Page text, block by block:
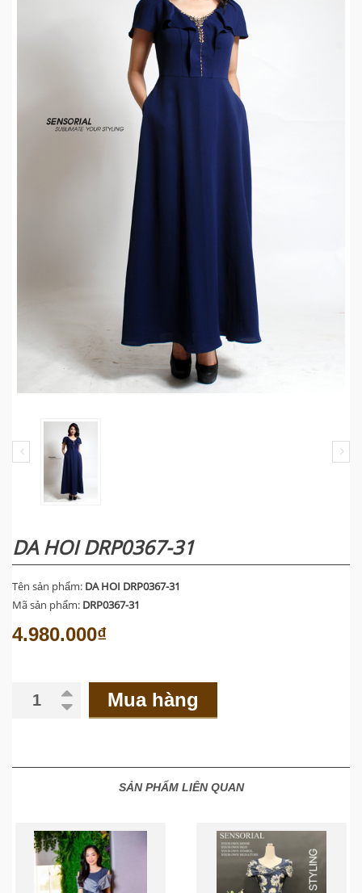
DA HOI DRP0367-31
Tên sản phẩm: DA HOI DRP0367-31
Mã sản phẩm: DRP0367-31
4.980.000₫
Mua hàng
SẢN PHẨM LIÊN QUAN